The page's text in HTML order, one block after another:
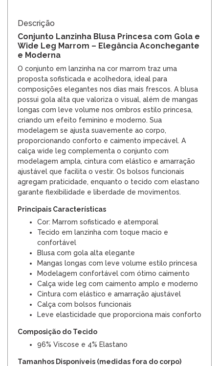
Descrição
Conjunto Lanzinha Blusa Princesa com Gola e
Wide Leg Marrom – Elegância Aconchegante
e Moderna
O conjunto em lanzinha na cor marrom traz uma
proposta sofisticada e acolhedora, ideal para
composições elegantes nos dias mais frescos. A blusa
possui gola alta que valoriza o visual, além de mangas
longas com leve volume nos ombros estilo princesa,
criando um efeito feminino e moderno. Sua
modelagem se ajusta suavemente ao corpo,
proporcionando conforto e caimento impecável. A
calça wide leg complementa o conjunto com
modelagem ampla, cintura com elástico e amarração
ajustável que facilita o vestir. Os bolsos funcionais
agregam praticidade, enquanto o tecido com elastano
garante flexibilidade e liberdade de movimentos.
Principais Características
Cor: Marrom sofisticado e atemporal
Tecido em lanzinha com toque macio e
confortável
Blusa com gola alta elegante
Mangas longas com leve volume estilo princesa
Modelagem confortável com ótimo caimento
Calça wide leg com caimento amplo e moderno
Cintura com elástico e amarração ajustável
Calça com bolsos funcionais
Leve elasticidade que proporciona mais conforto
Composição do Tecido
96% Viscose e 4% Elastano
Tamanhos Disponíveis (medidas fora do corpo)